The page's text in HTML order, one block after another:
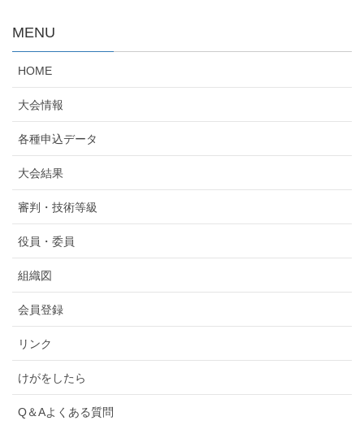
MENU
HOME
大会情報
各種申込データ
大会結果
審判・技術等級
役員・委員
組織図
会員登録
リンク
けがをしたら
Q＆Aよくある質問